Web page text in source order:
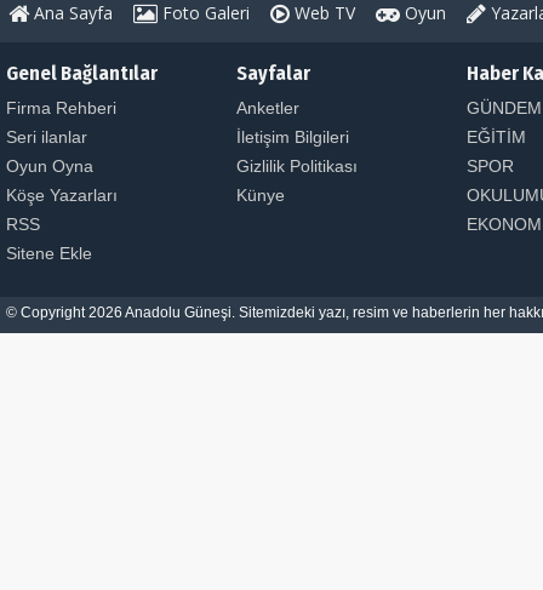
Ana Sayfa Foto Galeri Web TV Oyun
Genel Bağlantılar
Firma Rehberi
Seri ilanlar
Oyun Oyna
Köşe Yazarları
RSS
Sitene Ekle
Sayfalar
Anketler
İletişim Bilgileri
Gizlilik Politikası
Künye
Haber
GÜNDEM
EĞİTİM
SPOR
© Copyright 2026 Anadolu Güneşi. Sitemizdeki yazı, resim ve haberlerin her